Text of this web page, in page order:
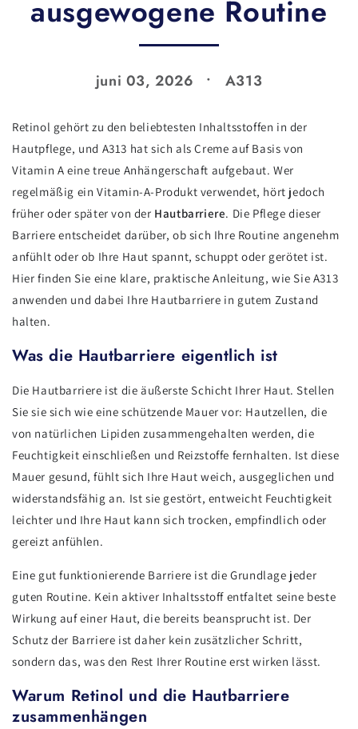
ausgewogene Routine
juni 03, 2026 A313
Retinol gehört zu den beliebtesten Inhaltsstoffen in der
Hautpflege, und A313 hat sich als Creme auf Basis von
Vitamin A eine treue Anhängerschaft aufgebaut. Wer
regelmäßig ein Vitamin-A-Produkt verwendet, hört jedoch
früher oder später von der Hautbarriere. Die Pflege dieser
Barriere entscheidet darüber, ob sich Ihre Routine angenehm
anfühlt oder ob Ihre Haut spannt, schuppt oder gerötet ist.
Hier finden Sie eine klare, praktische Anleitung, wie Sie A313
anwenden und dabei Ihre Hautbarriere in gutem Zustand
halten.
Was die Hautbarriere eigentlich ist
Die Hautbarriere ist die äußerste Schicht Ihrer Haut. Stellen
Sie sie sich wie eine schützende Mauer vor: Hautzellen, die
von natürlichen Lipiden zusammengehalten werden, die
Feuchtigkeit einschließen und Reizstoffe fernhalten. Ist diese
Mauer gesund, fühlt sich Ihre Haut weich, ausgeglichen und
widerstandsfähig an. Ist sie gestört, entweicht Feuchtigkeit
leichter und Ihre Haut kann sich trocken, empfindlich oder
gereizt anfühlen.
Eine gut funktionierende Barriere ist die Grundlage jeder
guten Routine. Kein aktiver Inhaltsstoff entfaltet seine beste
Wirkung auf einer Haut, die bereits beansprucht ist. Der
Schutz der Barriere ist daher kein zusätzlicher Schritt,
sondern das, was den Rest Ihrer Routine erst wirken lässt.
Warum Retinol und die Hautbarriere
zusammenhängen